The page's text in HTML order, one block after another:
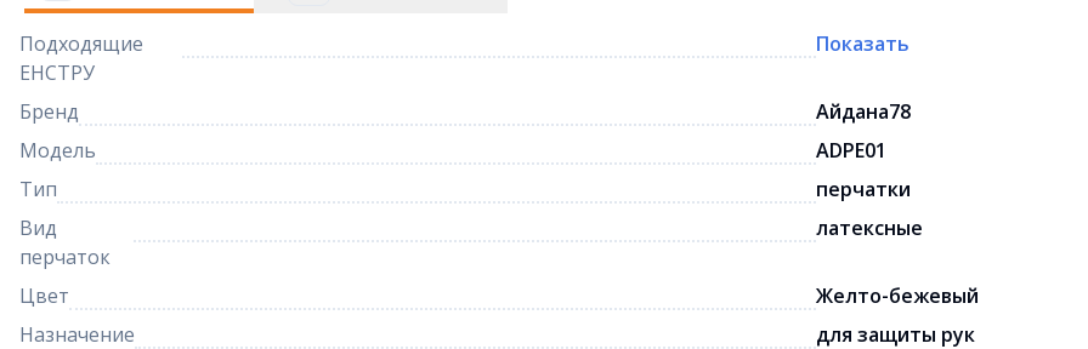
Подходящие
ЕНСТРУ
Показать
Бренд
Айдана78
Модель
ADPE01
Тип
перчатки
Вид
перчаток
латексные
Цвет
Желто-бежевый
Назначение
для защиты рук